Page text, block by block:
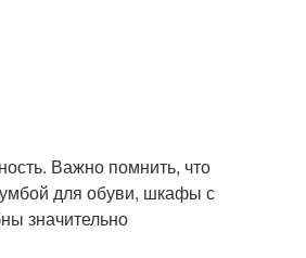
Важно помнить, что
для обуви, шкафы с
значительно